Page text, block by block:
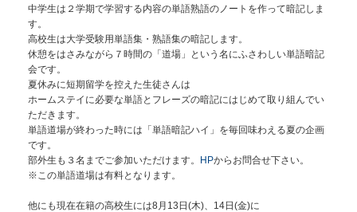
中学生は２学期で学習する内容の単語熟語のノートを作って暗記しま
す。
高校生は大学受験用単語集・熟語集の暗記します。
休憩をはさみながら７時間の「道場」という名にふさわしい単語暗記
会です。
夏休みに短期留学を控えた生徒さんは
ホームステイに必要な単語とフレーズの暗記にはじめて取り組んでい
ただきます。
単語道場が終わった時には「単語暗記ハイ」を毎回味わえる夏の企画
です。
部外生も３名までご参加いただけます。
HPからお問合せ下さい。
※この単語道場は有料となります。
他にも現在在籍の高校生には8月13日(木)、14日(金)に